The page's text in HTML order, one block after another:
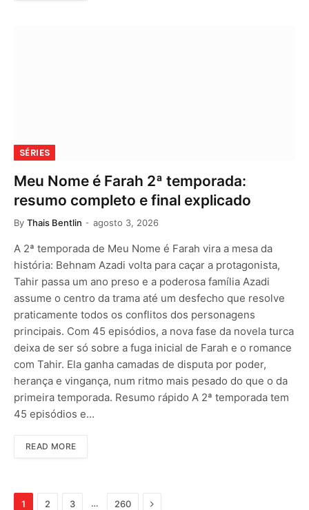
SÉRIES
Meu Nome é Farah 2ª temporada:
resumo completo e final explicado
By Thais Bentlin agosto 3, 2026
A 2ª temporada de Meu Nome é Farah vira a mesa da
história: Behnam Azadi volta para caçar a protagonista,
Tahir passa um ano preso e a poderosa família Azadi
assume o centro da trama até um desfecho que resolve
praticamente todos os conflitos dos personagens
principais. Com 45 episódios, a nova fase da novela turca
deixa de ser só sobre a fuga inicial de Farah e o romance
com Tahir. Ela ganha camadas de disputa por poder,
herança e vingança, num ritmo mais pesado do que o da
primeira temporada. Resumo rápido A 2ª temporada tem
45 episódios e…
READ MORE
1 2 3 … 260 Next